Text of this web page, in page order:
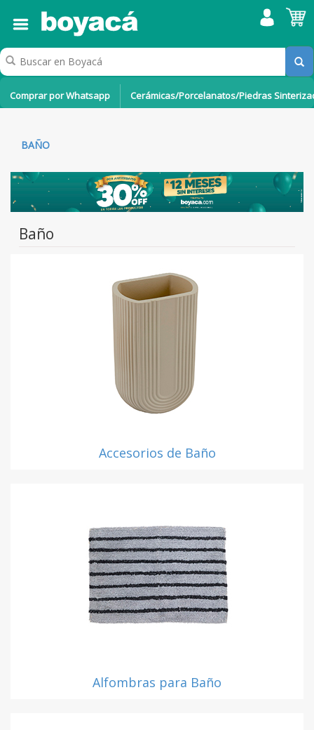
Comprar por Whatsapp Cerámicas/Porcelanatos/Piedras
BAÑO
Baño
Accesorios de Baño
Alfombras para Baño